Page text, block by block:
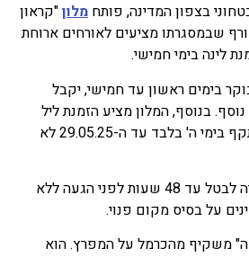
בצפון המדינה, פותח מלון"קראון
שבמסגרתו מציעים לאורחים ארוחת
לינה בימי חמישי.
בימים ראשון עד חמישי, יקבל
בנוסף, המלון מציע הזמנת ליל
חמישי ב- 15% הנחה. (תקף בימי ה' בלבד עד ה-29.05.25 לא
במסגרת המבצע ניתן יהיה לבטל עד 48 שעות לפני הגעה ללא
על בסיס מקום פנוי.
משקיף מהכרמל על המפרץ. הוא